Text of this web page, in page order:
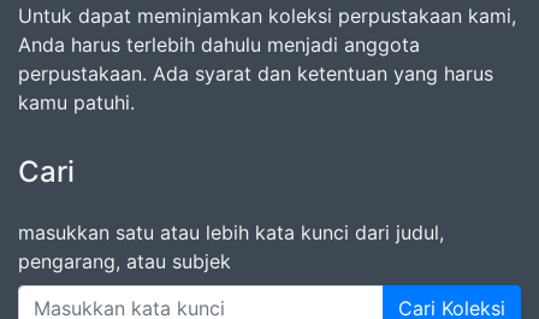
Untuk dapat meminjamkan koleksi perpustakaan kami,
Anda harus terlebih dahulu menjadi anggota
perpustakaan. Ada syarat dan ketentuan yang harus
kamu patuhi.
Cari
masukkan satu atau lebih kata kunci dari judul,
pengarang, atau subjek
Cari Koleksi